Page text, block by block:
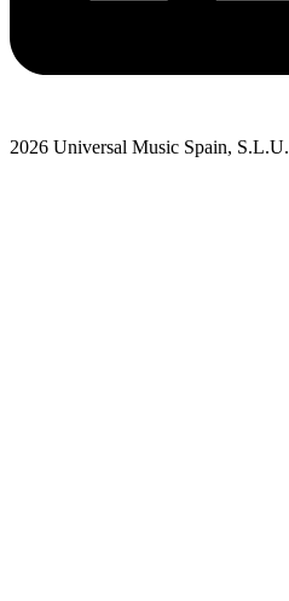
2026 Universal Music Spain, S.L.U.